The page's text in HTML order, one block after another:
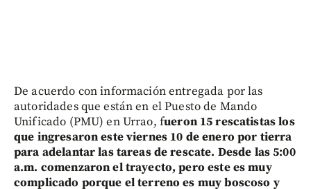
De acuerdo con información entregada por las
autoridades que están en el Puesto de Mando
Unificado (PMU) en Urrao, fueron 15 rescatistas los
que ingresaron este viernes 10 de enero por tierra
para adelantar las tareas de rescate. Desde las 5:00
a.m. comenzaron el trayecto, pero este es muy
complicado porque el terreno es muy boscoso y